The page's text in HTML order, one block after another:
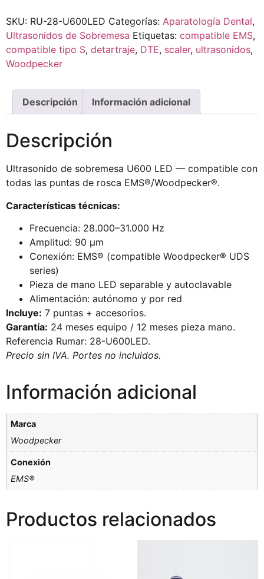
SKU: RU-28-U600LED Categorías: Aparatología Dental,
Ultrasonidos de Sobremesa Etiquetas: compatible EMS,
compatible tipo S, detartraje, DTE, scaler, ultrasonidos,
Woodpecker
Descripción Información adicional
Descripción
Ultrasonido de sobremesa U600 LED — compatible con
todas las puntas de rosca EMS®/Woodpecker®.
Características técnicas:
Frecuencia: 28.000–31.000 Hz
Amplitud: 90 μm
Conexión: EMS® (compatible Woodpecker® UDS
series)
Pieza de mano LED separable y autoclavable
Alimentación: autónomo y por red
Incluye: 7 puntas + accesorios.
Garantía: 24 meses equipo / 12 meses pieza mano.
Referencia Rumar: 28-U600LED.
Precio sin IVA. Portes no incluidos.
Información adicional
Marca
Woodpecker
Conexión
EMS®
Productos relacionados